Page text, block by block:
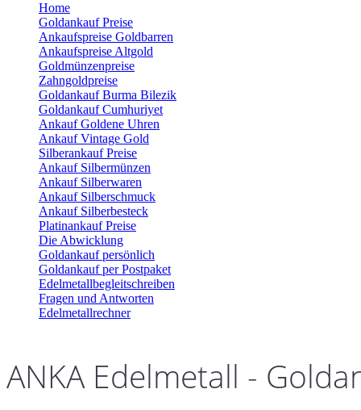
Home
Goldankauf Preise
Ankaufspreise Goldbarren
Ankaufspreise Altgold
Goldmünzenpreise
Zahngoldpreise
Goldankauf Burma Bilezik
Goldankauf Cumhuriyet
Ankauf Goldene Uhren
Ankauf Vintage Gold
Silberankauf Preise
Ankauf Silbermünzen
Ankauf Silberwaren
Ankauf Silberschmuck
Ankauf Silberbesteck
Platinankauf Preise
Die Abwicklung
Goldankauf persönlich
Goldankauf per Postpaket
Edelmetallbegleitschreiben
Fragen und Antworten
Edelmetallrechner
ANKA Edelmetall -